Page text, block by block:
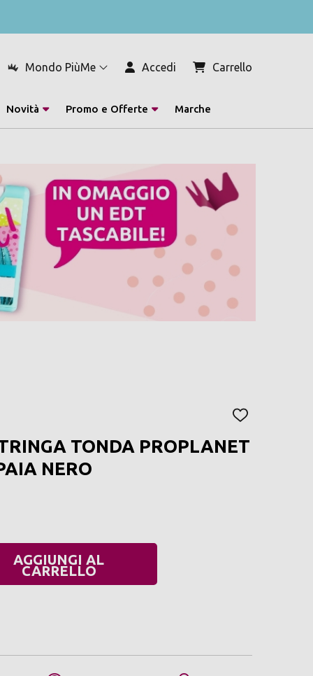
Mondo PiùMe Accedi Carrello
Novità Promo e Offerte Marche
AGGIUNGI
LISTA
DEI
TONDA PROPLANET
NERO
AGGIUNGI AL
CARRELLO